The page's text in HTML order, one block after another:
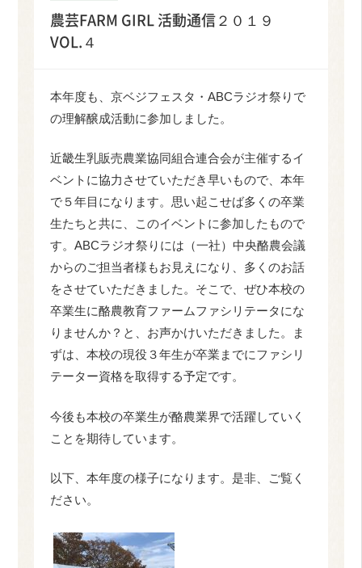
農芸FARM GIRL 活動通信２０１９
VOL.４
本年度も、京ベジフェスタ・ABCラジオ祭りで
の理解醸成活動に参加しました。
近畿生乳販売農業協同組合連合会が主催するイ
ベントに協力させていただき早いもので、本年
で５年目になります。思い起こせば多くの卒業
生たちと共に、このイベントに参加したもので
す。ABCラジオ祭りには（一社）中央酪農会議
からのご担当者様もお見えになり、多くのお話
をさせていただきました。そこで、ぜひ本校の
卒業生に酪農教育ファームファシリテータにな
りませんか？と、お声かけいただきました。ま
ずは、本校の現役３年生が卒業までにファシリ
テーター資格を取得する予定です。
今後も本校の卒業生が酪農業界で活躍していく
ことを期待しています。
以下、本年度の様子になります。是非、ご覧く
ださい。